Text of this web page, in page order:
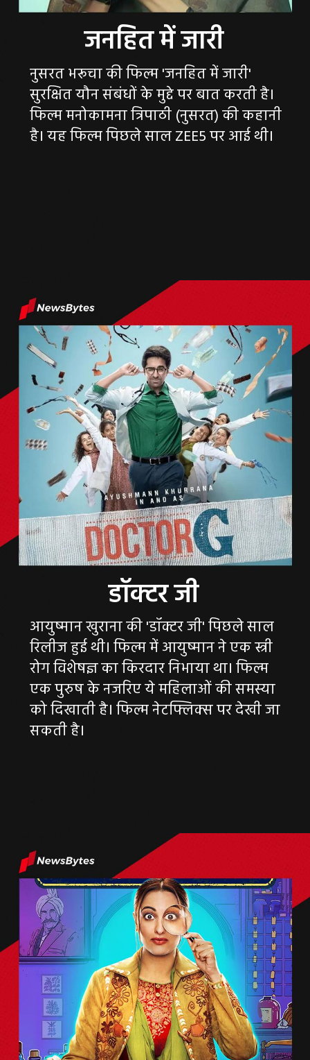
जनहित में जारी
नुसरत भरूचा की फिल्म 'जनहित में जारी'
सुरक्षित यौन संबंधों के मुद्दे पर बात करती है।
फिल्म मनोकामना त्रिपाठी (नुसरत) की कहानी
डॉक्टर जी
आयुष्मान खुराना की 'डॉक्टर जी' पिछले साल
रिलीज हुई थी। फिल्म में आयुष्मान ने एक स्त्री
रोग विशेषज्ञ का किरदार निभाया था। फिल्म
एक पुरुष के नजरिए ये महिलाओं की समस्या
को दिखाती है। फिल्म नेटफ्लिक्स पर देखी जा